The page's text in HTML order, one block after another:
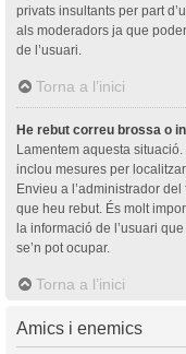
privats insultants per part
als moderadors ja que
de l’usuari.
Torna a l’inici
He rebut correu brossa o
Lamentem aquesta
inclou mesures per
Envieu a l’administrador
que heu rebut. És molt
la informació de l’usuari
se’n pot ocupar.
Torna a l’inici
Amics i enemics